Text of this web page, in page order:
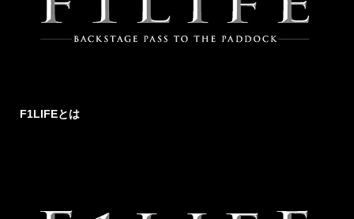
F1LIFEとは